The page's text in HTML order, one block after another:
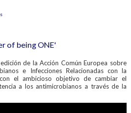
of being ONE'
de la Acción Común Europea sobre
e Infecciones Relacionadas con la
el ambicioso objetivo de cambiar el
a los antimicrobianos a través de la